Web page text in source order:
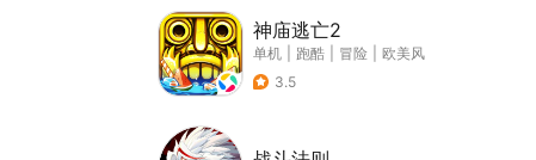
神庙逃亡2
单机 跑酷 冒险
欧美风
3.5